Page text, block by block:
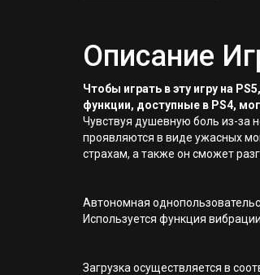
Описание
Чтобы играть в эту игру на
функции, доступные в PS4,
Чувствуя душевную боль из-за
проявляются в виде ужасных
страхам, а также он сможет
Автономная
Используется функция
Загрузка осуществляется в